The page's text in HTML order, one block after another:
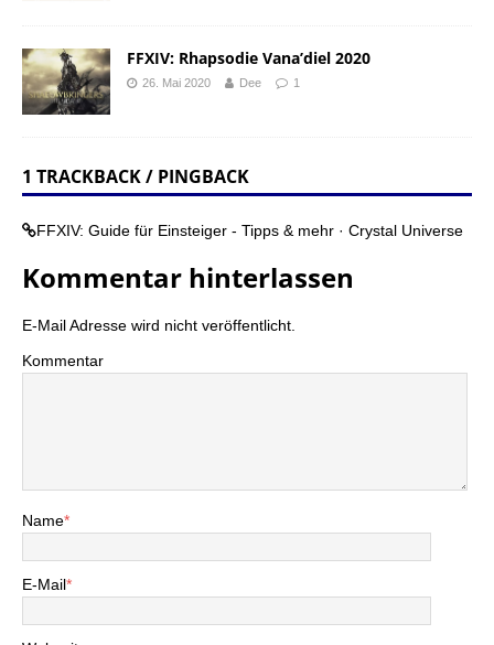
FFXIV: Rhapsodie Vana’diel 2020
26. Mai 2020 Dee 1
1 TRACKBACK / PINGBACK
FFXIV: Guide für Einsteiger - Tipps & mehr · Crystal Universe
Kommentar hinterlassen
E-Mail Adresse wird nicht veröffentlicht.
Kommentar
Name*
E-Mail*